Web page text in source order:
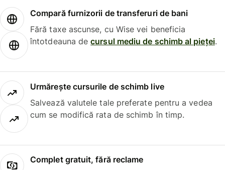
Compară furnizorii de transferuri de bani
Fără taxe ascunse, cu Wise vei beneficia
întotdeauna decursul mediu de schimb al pieței.
Urmărește cursurile de schimb live
Salvează valutele tale preferate pentru a vedea
cum se modifică rata de schimb în timp.
Complet gratuit, fără reclame